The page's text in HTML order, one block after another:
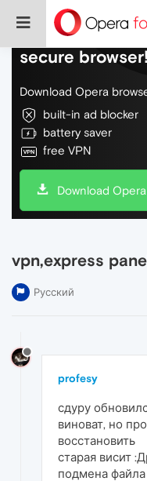
Do more on the
secure browser!
Download Opera
built-in ad blocker
battery saver
free VPN
Download Opera
vpn,express
Русский
profesy
сдуру
виноват, но
восстановить
старая висит
подмена файла